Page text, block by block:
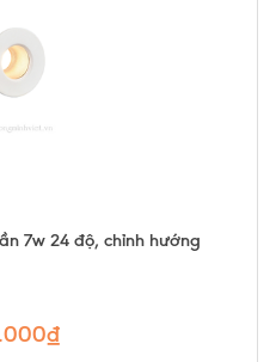
7w 24 độ, chỉnh hướng